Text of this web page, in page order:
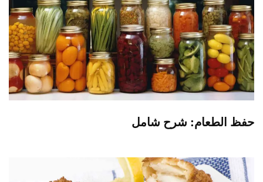
حفظ الطعام: شرح شامل